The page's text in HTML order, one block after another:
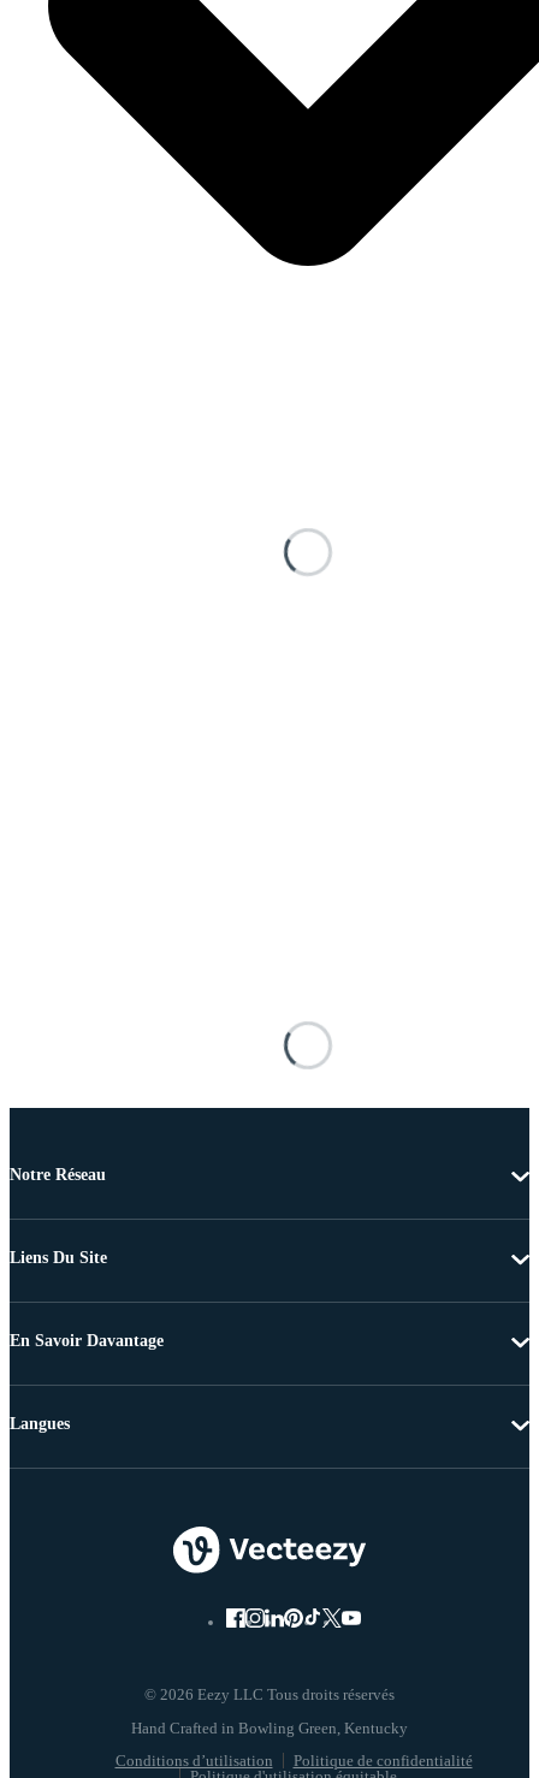
Notre Réseau
Liens Du Site
En Savoir Davantage
© 2026 Eezy LLC Tous droits réservés
Conditions d’utilisation
Politique de confidentialité
Langues